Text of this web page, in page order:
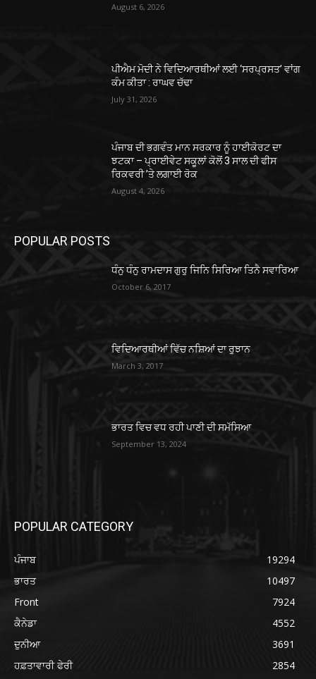
August 6, 2026
ਪੀਐਮ ਮੋਦੀ ਨੇ ਵਿਦਿਆਰਥੀਆਂ ਲਈ ‘ਸਰਪ੍ਰਸਤ’ ਵਾਂਗ
ਕੰਮ ਕੀਤਾ : ਰਾਘਵ ਚੱਢਾ
July 31, 2026
ਪੰਜਾਬ ਦੀ ਭਗਵੰਤ ਮਾਨ ਸਰਕਾਰ ਨੂੰ ਹਾਈਕੋਰਟ ਦਾ
ਝਟਕਾ – ਪ੍ਰਾਈਵੇਟ ਸਕੂਲਾਂ ਕੋਲੋਂ 3 ਸਾਲ ਦੀ ਫੀਸ
ਰਿਕਵਰੀ ’ਤੇ ਲਗਾਈ ਰੋਕ
August 4, 2026
POPULAR POSTS
ਧੰਨੁ ਧੰਨੁ ਰਾਮਦਾਸ ਗੁਰੁ ਜਿਨਿ ਸਿਰਿਆ ਤਿਨੈ ਸਵਾਰਿਆ
October 6, 2017
ਵਿਦਿਆਰਥੀਆਂ ਵਿੱਚ ਨਸ਼ਿਆਂ ਦਾ ਰੁਝਾਨ
March 3, 2017
ਭਾਰਤ ਵਿਚ ਵਧ ਰਹੀ ਪਾਣੀ ਦੀ ਸਮੱਸਿਆ
September 13, 2024
POPULAR CATEGORY
ਪੰਜਾਬ
19294
ਭਾਰਤ
10497
Front
7924
ਕੈਨੇਡਾ
4552
ਦੁਨੀਆ
3691
ਹਫ਼ਤਾਵਾਰੀ ਫੇਰੀ
2854